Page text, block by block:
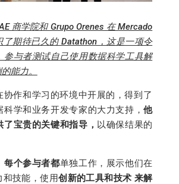
商学院和 Grupo Orenes 在 Mercado
了期待已久的 Datathon，这是一项令
参与者测试自己使用数据科学工具解
能力。
协作和学习的环境中开展的，得到了
科学和业务开发专家的大力支持，他
宝贵的关键和指导， 以确保结果的
每个参与者都单独工作，展示他们在
和技能，使用创新的工具和技术 来解